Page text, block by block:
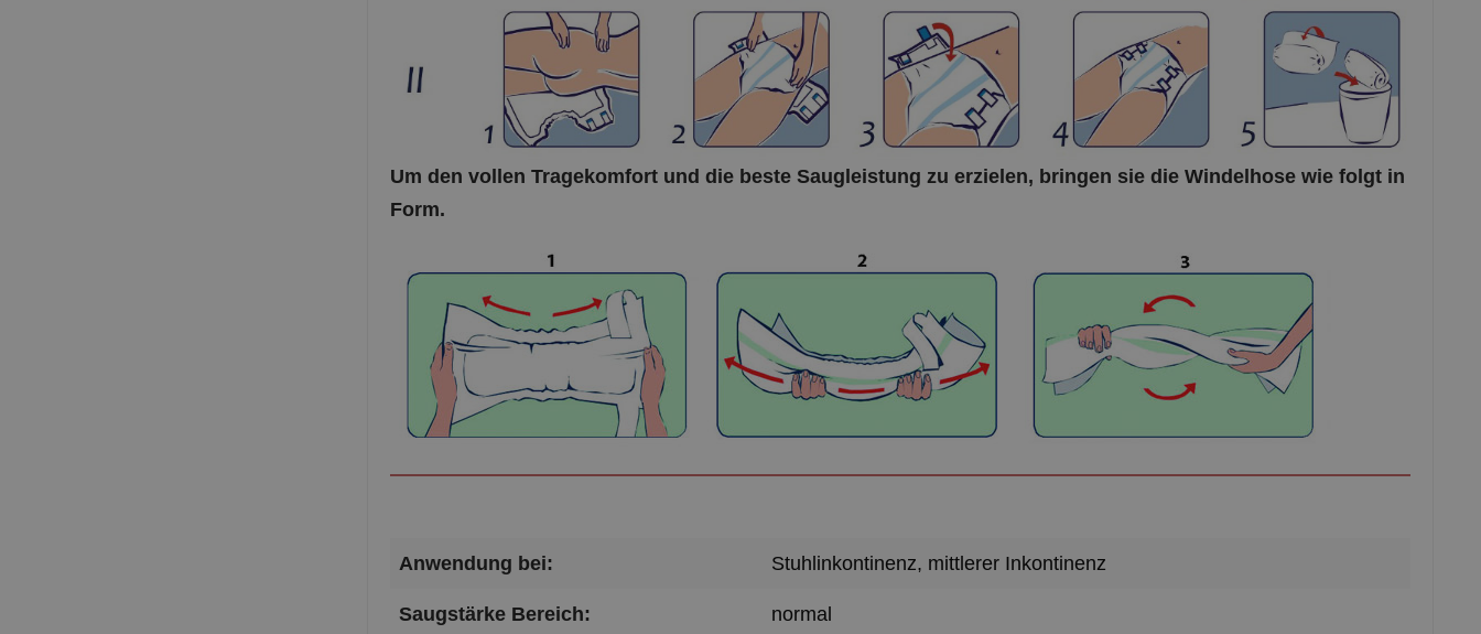
Um den vollen Tragekomfort und die beste Saugleistung zu erzielen, bringen sie die Windelhose wie folgt in
Form.
Anwendung bei: Stuhlinkontinenz, mittlerer Inkontinenz
Saugstärke Bereich: normal